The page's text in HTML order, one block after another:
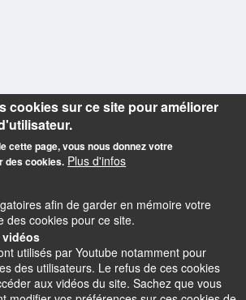
cookies sur ce site pour améliorer
cette page, vous nous donnez votre
des cookies. Plus d'infos
afin de garder en mémoire votre
des cookies pour ce site.
utilisés par Youtube notamment pour
des utilisateurs. Le refus de ces cookies
aux vidéos du site. Sachez que vous